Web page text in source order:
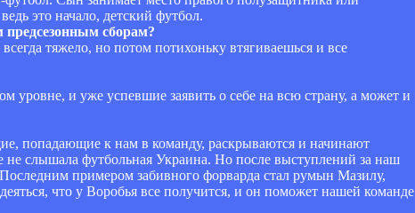
это начало, детский футбол.
предсезонным сборам?
тяжело, но потом потихоньку втягиваешься и все
и уже успевшие заявить о себе на всю страну, а может и
попадающие к нам в команду, раскрываются и начинают
слышала футбольная Украина. Но после выступлений за наш
примером забивного форварда стал румын Мазилу,
что у Воробья все получится, и он поможет нашей команде